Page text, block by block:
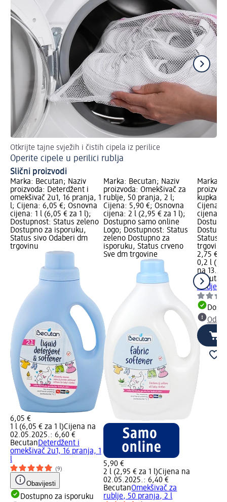
Otkrijte tajne svježih i čistih cipela iz perilice
Operite cipele u perilici rublja
Slični proizvodi
Marka: Becutan; Naziv
proizvoda: Deterdžent i
omekšivač 2u1, 16 pranja, 1
l; Cijena: 6,05 €; Osnovna
cijena: 1 l (6,05 € za 1 l);
Dostupnost: Status zeleno
Dostupno za isporuku,
Status sivo Odaberi dm
trgovinu
6,05 €
1 l (6,05 € za 1 l)Cijena na
02.05.2025.: 6,60 €
BecutanDeterdžent i
omekšivač 2u1, 16 pranja, 1
l
(9)
Obavijesti
Dostupno za isporuku
Marka: Becutan; Naziv
proizvoda: Omekšivač za
rublje, 50 pranja, 2 l;
Cijena: 5,90 €; Osnovna
cijena: 2 l (2,95 € za 1 l);
Dostupno samo online
Logo; Dostupnost: Status
zeleno Dostupno za
isporuku, Status crveno
Sve dm trgovine
5,90 €
2 l (2,95 € za 1 l)Cijena na
02.05.2025.: 6,40 €
BecutanOmekšivač za
rublje, 50 pranja, 2 l
Marka:
kupka
Cijena:
cijena:
Status
trgovinu
2,75 €
0,2 l
na
Becutan
za